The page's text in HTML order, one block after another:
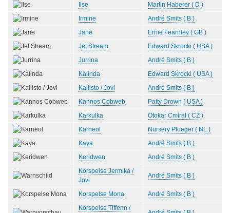
Ilse
Martin Haberer ( D )
Irmine
André Smits ( B )
Jane
Ernie Fearnley ( GB )
Jet Stream
Edward Skrocki ( USA )
Jurrina
André Smits ( B )
Kalinda
Edward Skrocki ( USA )
Kallisto / Jovi
André Smits ( B )
Kannos Cobweb
Patty Drown ( USA )
Karkulka
Otokar Cmiral ( CZ )
Karneol
Nursery Ploeger ( NL )
Kaya
André Smits ( B )
Keridwen
André Smits ( B )
Korspelse Jermika /
Jovi
André Smits ( B )
Korspelse Mona
André Smits ( B )
Korspelse Tiffenn /